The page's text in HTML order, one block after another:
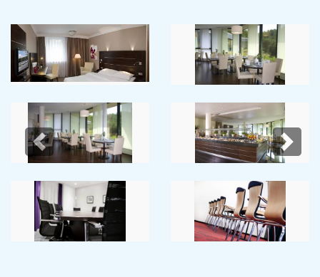
Previous Next